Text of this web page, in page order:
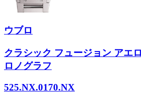
ウブロ
クラシック フュージョン アエ
ロノグラフ
525.NX.0170.NX